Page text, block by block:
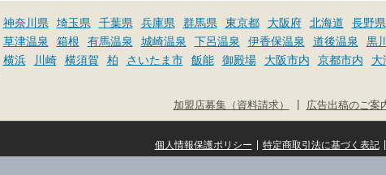
神奈川県 埼玉県 千葉県 兵庫県 群馬県 東京都 大阪府 北海道 長野県
草津温泉 箱根 有馬温泉 城崎温泉 下呂温泉 伊香保温泉 道後温泉 黒
横浜 川崎 横須賀 柏 さいたま市 飯能 御殿場 大阪市内 京都市内 大
広告出稿のご案
加盟店募集（資料請求）
|
特定商取引法に基づく表記
|
個人情報保護ポリシー